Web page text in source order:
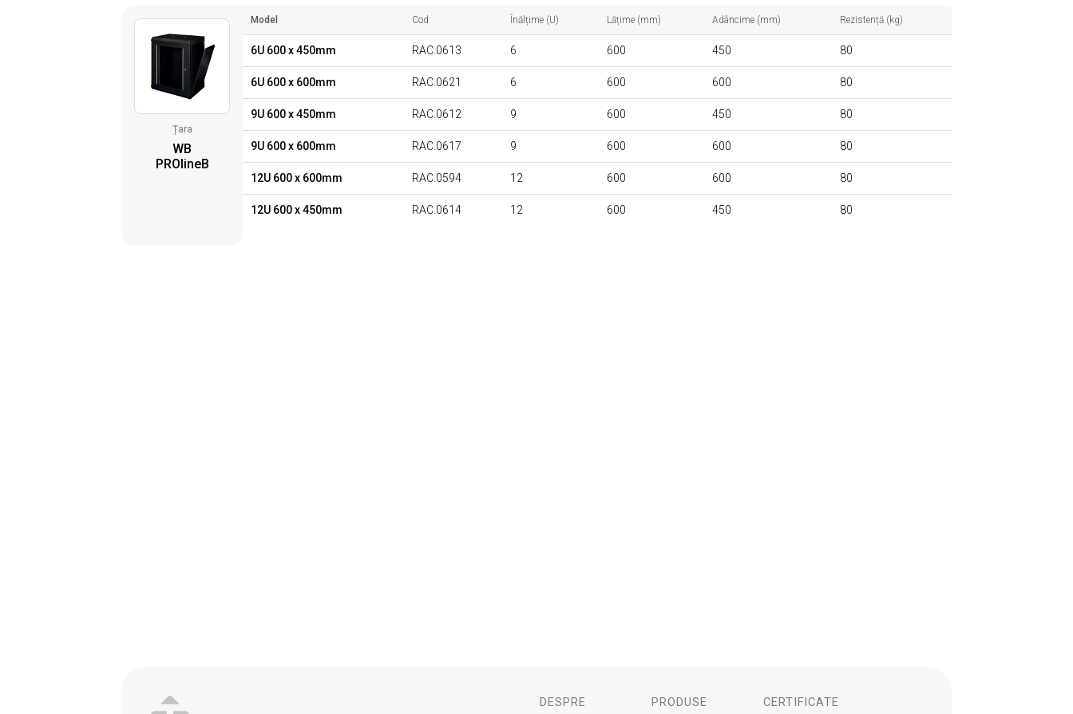
Țara
WB
PROlineB
Model Cod Înălțime (U) Lățime (mm) Adâncime (mm) Rezistență (kg)
6U 600 x 450mm RAC.0613 6 600 450 80
6U 600 x 600mm RAC.0621 6 600 600 80
9U 600 x 450mm RAC.0612 9 600 450 80
9U 600 x 600mm RAC.0617 9 600 600 80
12U 600 x 600mm RAC.0594 12 600 600 80
12U 600 x 450mm RAC.0614 12 600 450 80
DESPRE PRODUSE CERTIFICATE